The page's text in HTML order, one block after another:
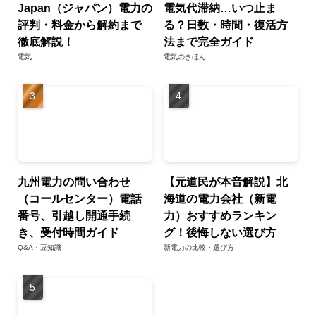
Japan（ジャパン）電力の
評判・料金から解約まで
徹底解説！
電気
電気代滞納…いつ止ま
る？日数・時間・復活方
法まで完全ガイド
電気のきほん
九州電力の問い合わせ
（コールセンター）電話
番号、引越し開通手続
き、受付時間ガイド
Q&A・豆知識
【元道民が本音解説】北
海道の電力会社（新電
力）おすすめランキン
グ！後悔しない選び方
新電力の比較・選び方